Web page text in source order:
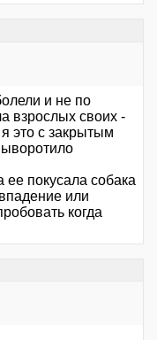
и не по
взрослых своих -
это с закрытым
ее покусала собака
или
когда